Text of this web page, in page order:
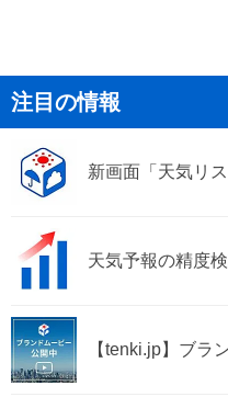
注目の情報
新画面「天気リ
天気予報の精度
【tenki.jp】ブラ